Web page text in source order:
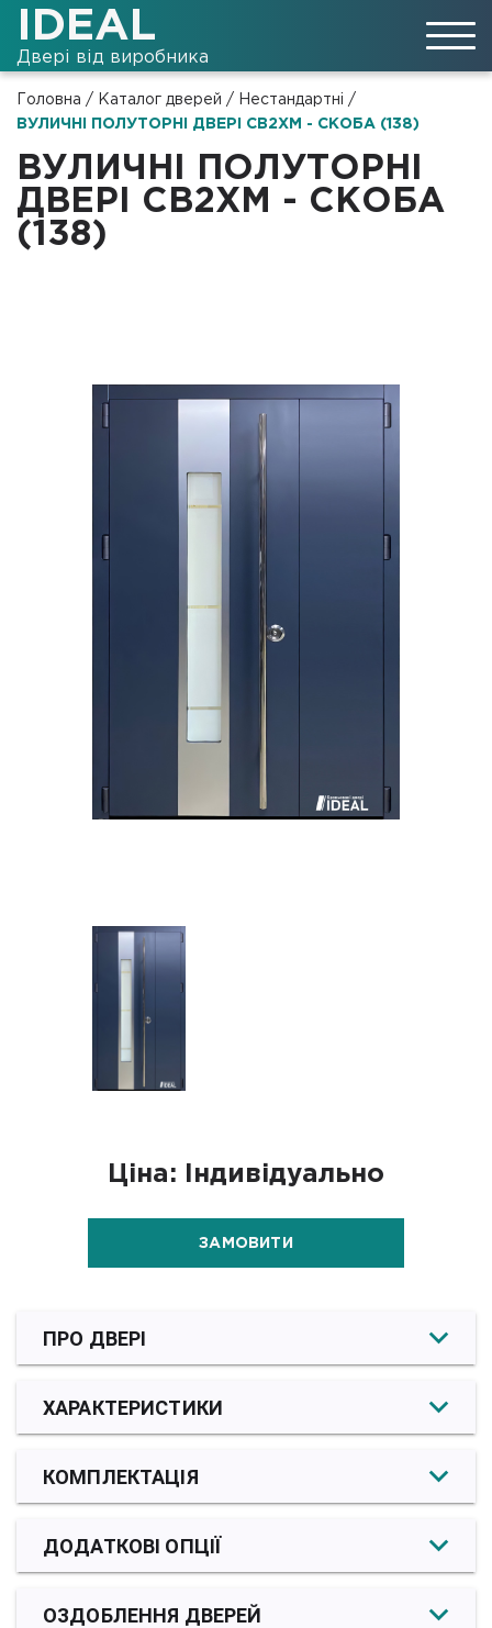
IDEAL
Двері від виробника
Головна / Каталог дверей / Нестандартні /
ВУЛИЧНІ ПОЛУТОРНІ ДВЕРІ СВ2ХМ - СКОБА (138)
ВУЛИЧНІ ПОЛУТОРНІ
ДВЕРІ СВ2ХМ - СКОБА
(138)
Ціна: Індивідуально
ЗАМОВИТИ
ПРО ДВЕРІ
ХАРАКТЕРИСТИКИ
КОМПЛЕКТАЦІЯ
ДОДАТКОВІ ОПЦІЇ
ОЗДОБЛЕННЯ ДВЕРЕЙ